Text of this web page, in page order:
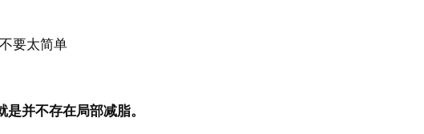
要太简单
并不存在局部减脂。